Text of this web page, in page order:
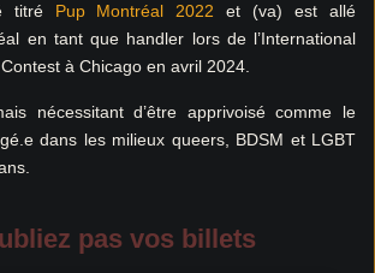
titré Pup Montréal 2022 et (va) est allé
en tant que handler lors de l’International
à Chicago en avril 2024.
nécessitant d’être apprivoisé comme le
dans les milieux queers, BDSM et LGBT
pas vos billets